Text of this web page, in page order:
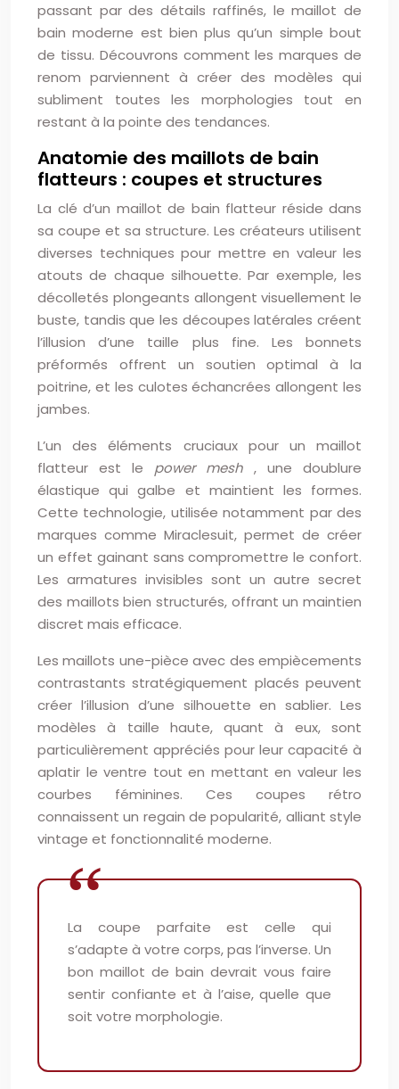
passant par des détails raffinés, le maillot de
bain moderne est bien plus qu’un simple bout
de tissu. Découvrons comment les marques de
renom parviennent à créer des modèles qui
subliment toutes les morphologies tout en
restant à la pointe des tendances.
Anatomie des maillots de bain
flatteurs : coupes et structures
La clé d’un maillot de bain flatteur réside dans
sa coupe et sa structure. Les créateurs utilisent
diverses techniques pour mettre en valeur les
atouts de chaque silhouette. Par exemple, les
décolletés plongeants allongent visuellement le
buste, tandis que les découpes latérales créent
l’illusion d’une taille plus fine. Les bonnets
préformés offrent un soutien optimal à la
poitrine, et les culotes échancrées allongent les
jambes.
L’un des éléments cruciaux pour un maillot
flatteur est le power mesh, une doublure
élastique qui galbe et maintient les formes.
Cette technologie, utilisée notamment par des
marques comme Miraclesuit, permet de créer
un effet gainant sans compromettre le confort.
Les armatures invisibles sont un autre secret
des maillots bien structurés, offrant un maintien
discret mais efficace.
Les maillots une-pièce avec des empiècements
contrastants stratégiquement placés peuvent
créer l’illusion d’une silhouette en sablier. Les
modèles à taille haute, quant à eux, sont
particulièrement appréciés pour leur capacité à
aplatir le ventre tout en mettant en valeur les
courbes féminines. Ces coupes rétro
connaissent un regain de popularité, alliant style
vintage et fonctionnalité moderne.
La coupe parfaite est celle qui
s’adapte à votre corps, pas l’inverse. Un
bon maillot de bain devrait vous faire
sentir confiante et à l’aise, quelle que
soit votre morphologie.